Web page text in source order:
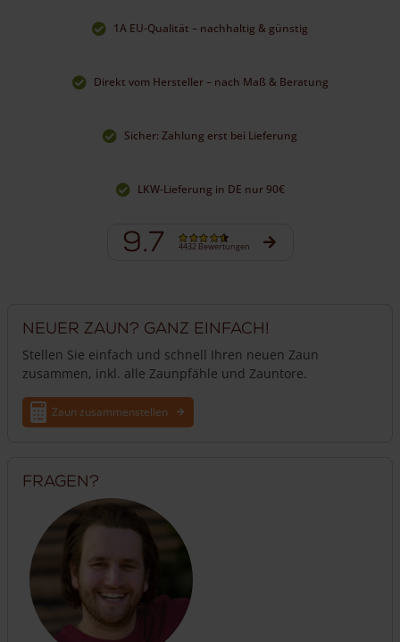
1A EU-Qualität – nachhaltig & günstig
Direkt vom Hersteller – nach Maß & Beratung
Sicher: Zahlung erst bei Lieferung
LKW-Lieferung in DE nur 90€
9.7 4432 Bewertungen
Neuer Zaun? Ganz einfach!
Stellen Sie einfach und schnell Ihren neuen Zaun
zusammen, inkl. alle Zaunpfähle und Zauntore.
Zaun zusammenstellen
Fragen?